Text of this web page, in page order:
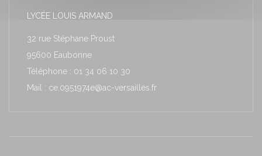
LYCÉE LOUIS ARMAND
32 rue Stéphane Proust
95600 Eaubonne
Téléphone : 01 34 06 10 30
Mail : ce.0951974e@ac-versailles.fr